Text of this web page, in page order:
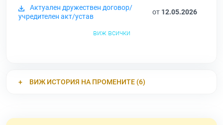
Актуален дружествен договор/
учредителен акт/устав
от 12.05.2026
виж всички
ВИЖ ИСТОРИЯ НА ПРОМЕНИТЕ (6)